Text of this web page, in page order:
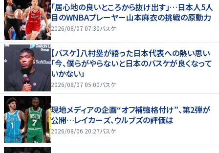
「居心地の良いところから抜け出す」…日本人5人
目のWNBAプレーヤー山本麻衣の挑戦の原動力
2026/08/07 07:30バスケ
【バスケ】八村塁が語った日本代表への熱い思い
「今、僕らがやらないと日本のバスケが良くなって
いかない」
2026/08/07 05:00バスケ
現地メディアの企画“オフ補強格付け”、第2弾が
公開…レイカーズ、ウルブズの評価は
2026/08/06 20:27バスケ